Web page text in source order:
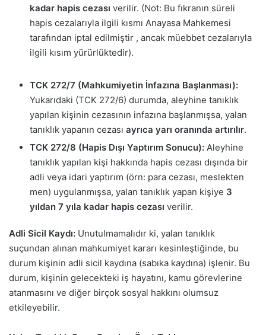
kadar hapis cezası verilir. (Not: Bu fıkranın süreli
hapis cezalarıyla ilgili kısmı Anayasa Mahkemesi
tarafından iptal edilmiştir , ancak müebbet cezalarıyla
ilgili kısım yürürlüktedir).
TCK 272/7 (Mahkumiyetin İnfazına Başlanması):
Yukarıdaki (TCK 272/6) durumda, aleyhine tanıklık
yapılan kişinin cezasının infazına başlanmışsa, yalan
tanıklık yapanın cezası ayrıca yarı oranında artırılır.
TCK 272/8 (Hapis Dışı Yaptırım Sonucu): Aleyhine
tanıklık yapılan kişi hakkında hapis cezası dışında bir
adli veya idari yaptırım (örn: para cezası, meslekten
men) uygulanmışsa, yalan tanıklık yapan kişiye 3
yıldan 7 yıla kadar hapis cezası verilir.
Adli Sicil Kaydı: Unutulmamalıdır ki, yalan tanıklık
suçundan alınan mahkumiyet kararı kesinleştiğinde, bu
durum kişinin adli sicil kaydına (sabıka kaydına) işlenir. Bu
durum, kişinin gelecekteki iş hayatını, kamu görevlerine
atanmasını ve diğer birçok sosyal hakkını olumsuz
etkileyebilir.